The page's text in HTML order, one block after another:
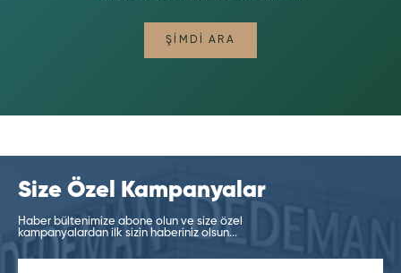
ŞIMDI ARA
Size Özel Kampanyalar
Haber bültenimize abone olun ve size özel
kampanyalardan ilk sizin haberiniz olsun...